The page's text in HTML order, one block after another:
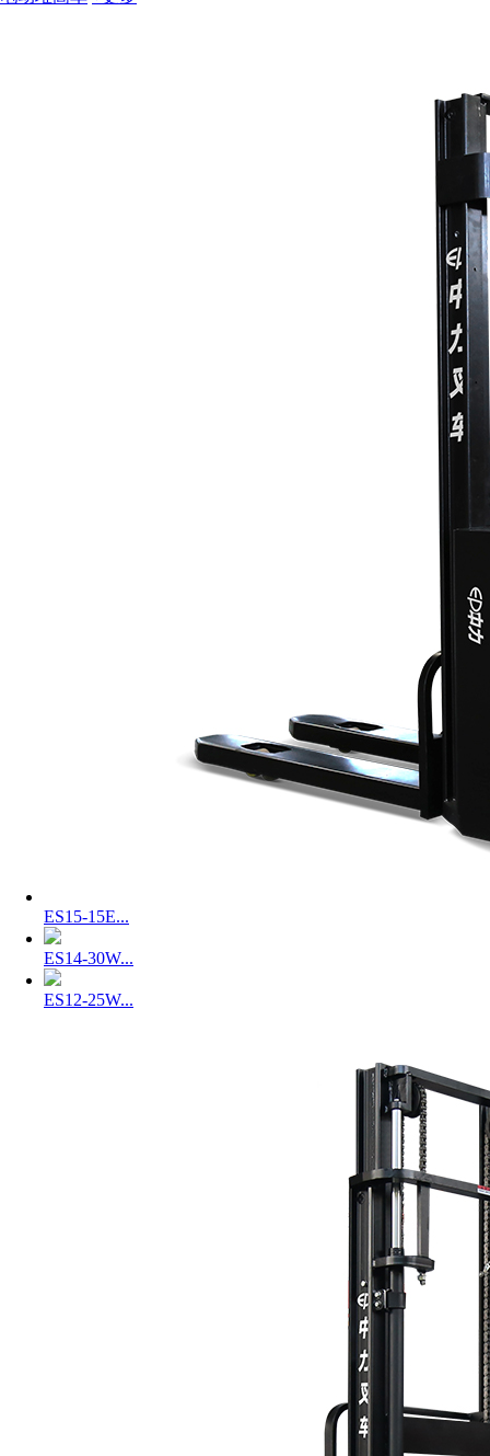
ES15-15E...
ES14-30W...
ES12-25W...